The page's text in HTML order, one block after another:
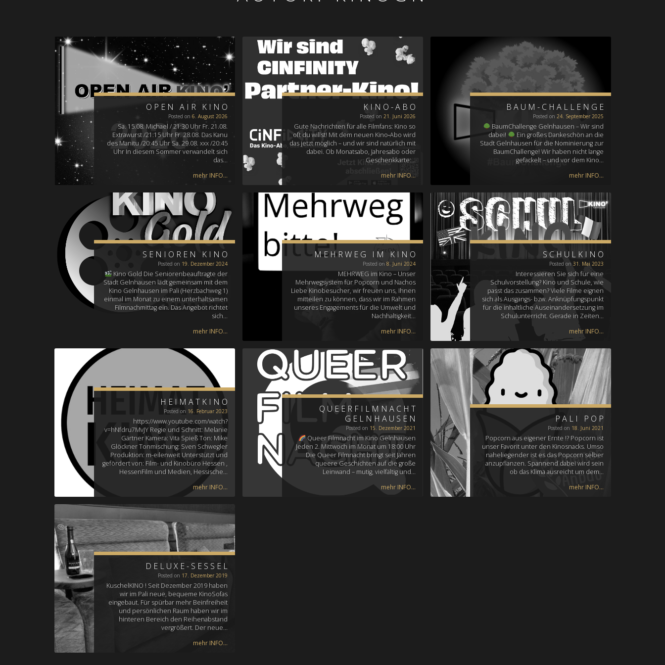
OPEN AIR KINO
Posted on 6. August 2026
Sa. 15.08. Michael / 21:30 Uhr Fr. 21.08.
Extrawurst /21:15 Uhr Fr. 28.08. Das Kanu
des Manitu /20:45 Uhr Sa. 29.08. xxx /20:45
Uhr In diesem Sommer verwandelt sich
das…
mehr INFO...
KINO-ABO
Posted on 21. Juni 2026
Gute Nachrichten für alle Filmfans: Kino so
oft du willst! Mit dem neuen Kino‑Abo wird
das jetzt möglich – und wir sind natürlich mit
dabei. Ob Monatsabo, Jahresabo oder
Geschenkkarte:…
mehr INFO...
BAUM-CHALLENGE
Posted on 24. September 2025
BaumChallenge Gelnhausen – Wir sind
dabei!
Ein großes Dankeschön an die
Stadt Gelnhausen für die Nominierung zur
BaumChallenge! Wir haben nicht lange
gefackelt – und vor dem Kino…
mehr INFO...
SENIOREN KINO
Posted on 19. Dezember 2024
Kino Gold Die Seniorenbeauftragte der
Stadt Gelnhausen lädt gemeinsam mit dem
Kino Gelnhausen im Pali (Herzbachweg 1)
einmal im Monat zu einem unterhaltsamen
Filmnachmittag ein. Das Angebot richtet
sich…
mehr INFO...
MEHRWEG IM KINO
Posted on 8. Juni 2024
MEHRWEG im Kino – Unser
Mehrwegsystem für Popcorn und Nachos
Liebe Kinobesucher, wir freuen uns, Ihnen
mitteilen zu können, dass wir im Rahmen
unseres Engagements für die Umwelt und
Nachhaltigkeit…
mehr INFO...
SCHULKINO
Posted on 31. Mai 2023
Interessieren Sie sich für eine
Schulvorstellung? Kino und Schule, wie
passt das zusammen? Viele Filme eignen
sich als Ausgangs- bzw. Anknüpfungspunkt
für die inhaltliche Auseinandersetzung im
Schulunterricht. Gerade in Zeiten…
mehr INFO...
HEIMATKINO
Posted on 16. Februar 2023
https://www.youtube.com/watch?
v=hNfdru7MvJY Regie und Schnitt: Melanie
Gärtner Kamera: Vita Spieß Ton: Mike
Glöckner Tonmischung: Sven Schwegler
Produktion: m-eilenweit Unterstützt und
gefördert von: Film- und Kinobüro Hessen ,
HessenFilm und Medien, Hessische…
mehr INFO...
QUEERFILMNACHT
GELNHAUSEN
Posted on 15. Dezember 2021
Queer Filmnacht im Kino Gelnhausen
Jeden 2. Mittwoch im Monat um 18:00 Uhr
Die Queer Filmnacht bringt seit Jahren
queere Geschichten auf die große
Leinwand – mutig, vielfältig und…
mehr INFO...
PALI POP
Posted on 18. Juni 2021
Popcorn aus eigener Ernte !? Popcorn ist
unser Favorit unter den Kinosnacks. Umso
naheliegender ist es das Popcorn selber
anzupflanzen. Spannend dabei wird sein
ob das Klima ausreicht um dem…
mehr INFO...
DELUXE-SESSEL
Posted on 17. Dezember 2019
KuschelKINO ! Seit Dezember 2019 haben
wir im Pali neue, bequeme KinoSofas
eingebaut. Für spürbar mehr Beinfreiheit
und persönlichen Raum haben wir im
hinteren Bereich den Reihenabstand
vergrößert. Der neue…
mehr INFO...